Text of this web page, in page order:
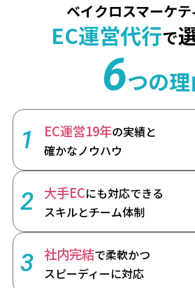
ベイクロスマーケ
EC運営代行で
6つの理
1 EC運営19年の実績と
確かなノウハウ
2 大手ECにも対応できる
スキルとチーム体制
3 社内完結で柔軟かつ
スピーディーに対応